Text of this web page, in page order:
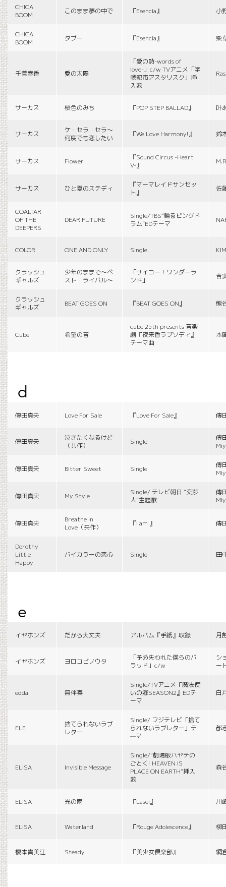
CHICA
BOOM
このまま夢の中で 『Esencia』 小
CHICA
BOOM
タブー 『Esencia』 柴
千菅春香 愛の太陽
「愛の詩-words of
love-」c/w TVアニメ「学
戦都市アスタリスク」挿
入歌
サーカス 桜色のみち 『POP STEP BALLAD』 叶
サーカス
ケ・セラ・セラ〜
何度でも恋したい
『We Love Harmony!』 鈴
サーカス Fiower
『Sound Circus -Heart
V-』
サーカス ひと夏のステディ
『マーマレイドサンセッ
ト』
佐
COALTAR
OF THE
DEEPERS
DEAR FUTURE
Single/TBS“輪るピングド
ラム”EDテーマ
COLOR ONE AND ONLY Single
クラッシュ
ギャルズ
少年のままで〜ベ
スト・ライバル〜
「サイコー！ワンダーラ
ンド」
吉
クラッシュ
ギャルズ
BEAT GOES ON 『BEAT GOES ON』 熊
Cube 希望の音
cube 25th presents 音楽
劇『夜来香ラプソディ』
テーマ曲
本
d
傳田真央 Love For Sale 『Love For Sale』 傳
傳田真央
泣きたくなるけど
（共作）
Single
傳
傳田真央 Bitter Sweet Single
傳
傳田真央 My Style
Single/ テレビ朝日 “交渉
人”主題歌
傳
傳田真央
Breathe in
Love（共作）
『I am 』 傳
Dorothy
Little
Happy
バイカラーの恋心 Single 田
e
イヤホンズ だから大丈夫 アルバム『手紙』収録 月
イヤホンズ ヨロコビノウタ
「予め失われた僕らのバ
ラッド」c/w
シ
ー
edda 無伴奏
Single/TVアニメ『魔法使
いの嫁SEASON2』EDテ
ーマ
白
ELE
捨てられないラブ
レター
Single/ フジテレビ「捨て
られないラブレター」テ
—マ
都
ELISA Invisible Message
Single/“劇場版ハヤテの
ごとく! HEAVEN IS
PLACE ON EARTH”挿入
歌
森
ELISA 光の雨 『Lasei』 川
ELISA Waterland 『Rouge Adolescence』 柳
榎本貴美江 Steady 『美少女倶楽部』 網